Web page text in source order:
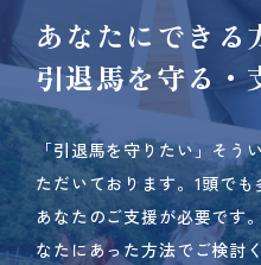
あなたにできる
引退馬を守る・
「引退馬を守りたい」そう
ただいております。 1頭で
あなたのご支援が必要です。
なたにあった方法でご検討